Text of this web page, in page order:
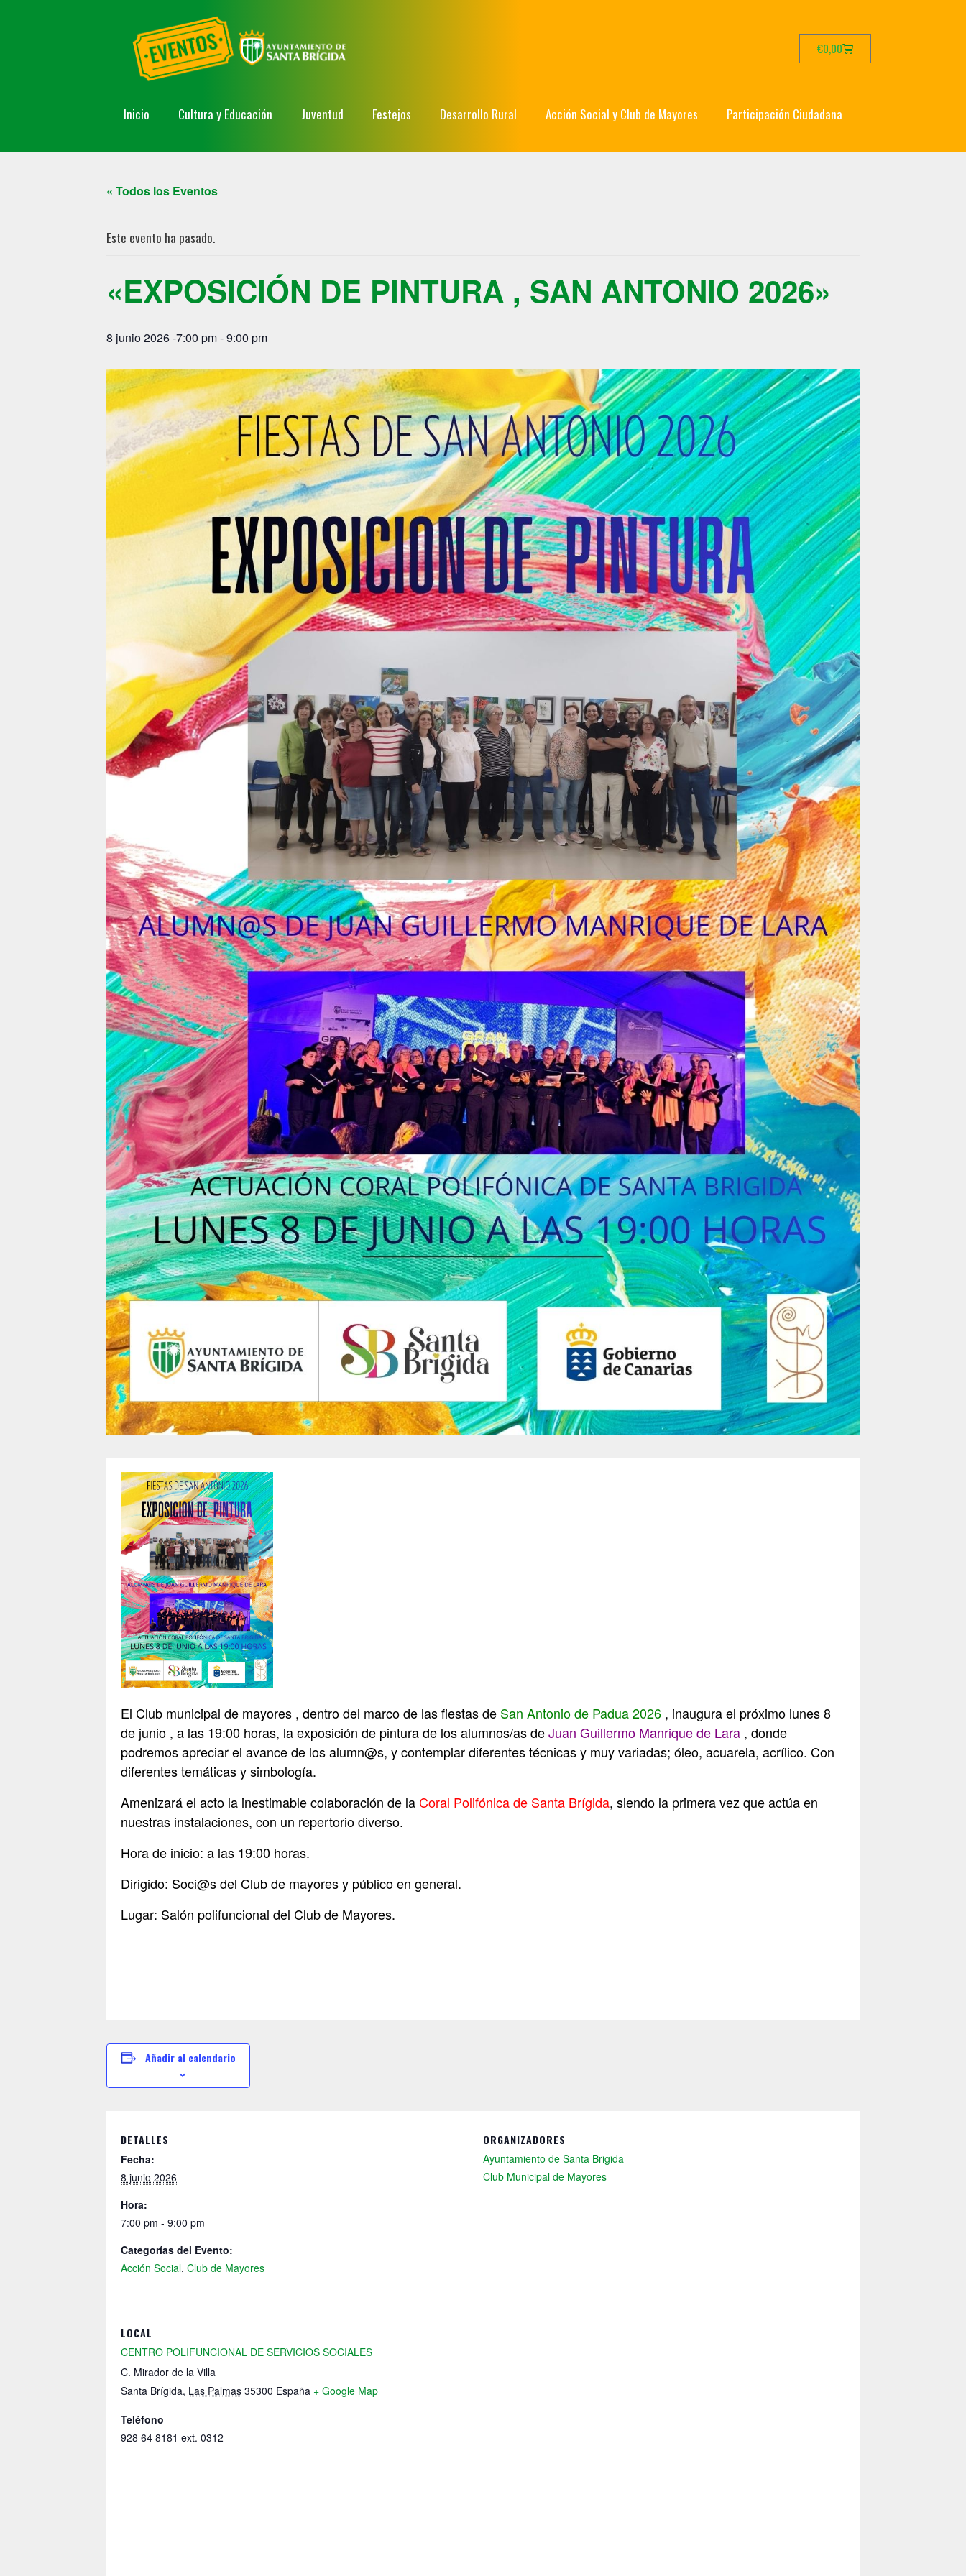
€0,00
Inicio Cultura y Educación Juventud Festejos Desarrollo Rural Acción Social y Club de Mayores Participación Ciudadana
« Todos los Eventos
Este evento ha pasado.
«EXPOSICIÓN DE PINTURA , SAN ANTONIO 2026»
8 junio 2026 -7:00 pm-9:00 pm
El Club municipal de mayores , dentro del marco de las fiestas de San Antonio de Padua 2026 , inaugura el próximo lunes 8
de junio , a las 19:00 horas, la exposición de pintura de los alumnos/as deJuan Guillermo Manrique de Lara , donde
podremos apreciar el avance de los alumn@s, y contemplar diferentes técnicas y muy variadas; óleo, acuarela, acrílico. Con
diferentes temáticas y simbología.
Amenizará el acto la inestimable colaboración de laCoral Polifónica de Santa Brígida, siendo la primera vez que actúa en
nuestras instalaciones, con un repertorio diverso.
Hora de inicio: a las 19:00 horas.
Dirigido: Soci@s del Club de mayores y público en general.
Lugar: Salón polifuncional del Club de Mayores.
Añadir al calendario
DETALLES
Fecha:
8 junio 2026
Hora:
7:00 pm - 9:00 pm
Categorías del Evento:
Acción Social, Club de Mayores
ORGANIZADORES
Ayuntamiento de Santa Brigida
Club Municipal de Mayores
LOCAL
CENTRO POLIFUNCIONAL DE SERVICIOS SOCIALES
C. Mirador de la Villa
Santa Brígida, Las Palmas 35300 España + Google Map
Teléfono
928 64 8181 ext. 0312